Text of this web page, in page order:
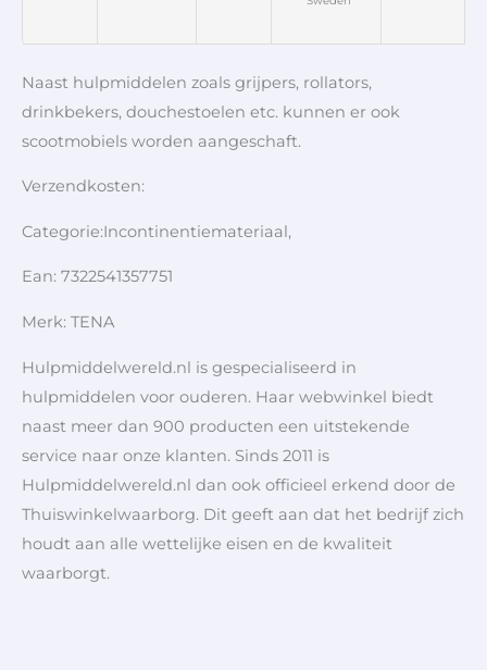
Naast hulpmiddelen zoals grijpers, rollators,
drinkbekers, douchestoelen etc. kunnen er ook
scootmobiels worden aangeschaft.
Verzendkosten:
Categorie:Incontinentiemateriaal,
Ean: 7322541357751
Merk: TENA
Hulpmiddelwereld.nl is gespecialiseerd in
hulpmiddelen voor ouderen. Haar webwinkel biedt
naast meer dan 900 producten een uitstekende
service naar onze klanten. Sinds 2011 is
Hulpmiddelwereld.nl dan ook officieel erkend door de
Thuiswinkelwaarborg. Dit geeft aan dat het bedrijf zich
houdt aan alle wettelijke eisen en de kwaliteit
waarborgt.